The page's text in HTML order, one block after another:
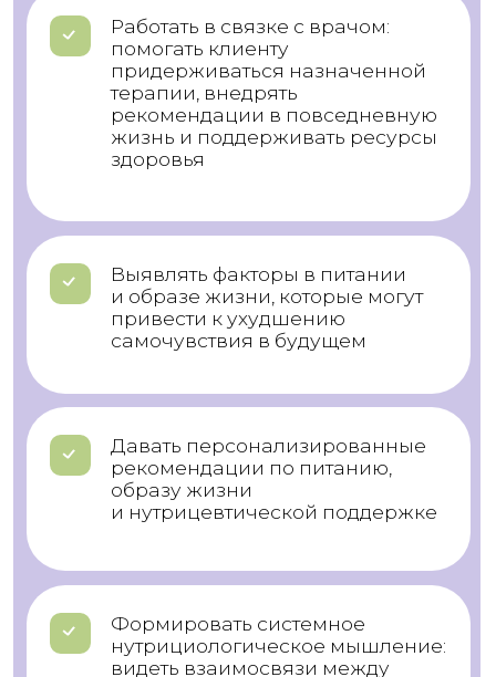
560 ак. часов теории и практики
закрепления профессиональных
навыков
Хотите узнать больше о курсе
и обучении, оставьте
заявку — мы поможем